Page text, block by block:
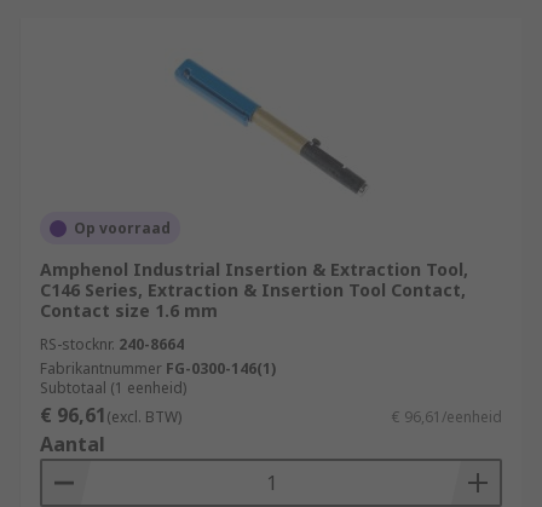
Op voorraad
Amphenol Industrial Insertion & Extraction Tool,
C146 Series, Extraction & Insertion Tool Contact,
Contact size 1.6 mm
RS-stocknr. 240-8664
Fabrikantnummer FG-0300-146(1)
Subtotaal (1 eenheid)
€ 96,61(excl. BTW) € 96,61/eenheid
Aantal